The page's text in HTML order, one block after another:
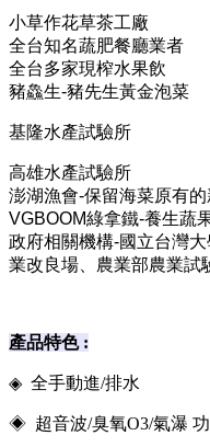
小草作花草茶工廠
全台知名蔬肥餐廳業者
全台多家現榨水果飲
豬鱻生-豬先生黃金泡菜
基隆水產試驗所
高雄水產試驗所
澎湖漁會-保留海菜原有
VGBOOM綠拿鐵-養生蔬
政府相關機構-國立台灣
業改良場、農業部農業試
產品特色 :
◈ 全手動進/排水
◈ 超音波/臭氧O3/氣瀑